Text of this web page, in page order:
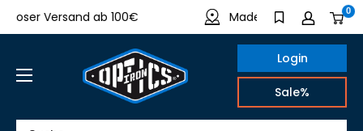
zum
Versand ab 100€ Made in Germany 0
IRON
Login
Sale%